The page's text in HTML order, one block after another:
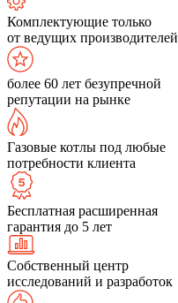
Комплектующие только
от ведущих производителей
более 60 лет безупречной
репутации на рынке
Газовые котлы под любые
потребности клиента
Бесплатная расширенная
гарантия до 5 лет
Собственный центр
исследований и разработок